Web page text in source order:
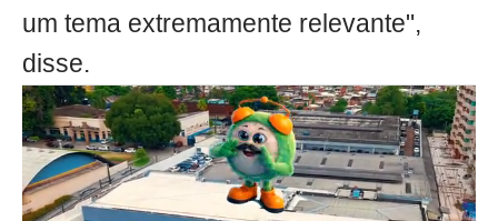
um tema extremamente relevante",
disse.